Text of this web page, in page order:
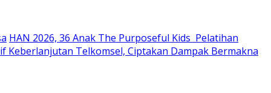
HAN 2026, 36 Anak The Purposeful Kids Pelatihan
Keberlanjutan Telkomsel, Ciptakan Dampak Bermakna